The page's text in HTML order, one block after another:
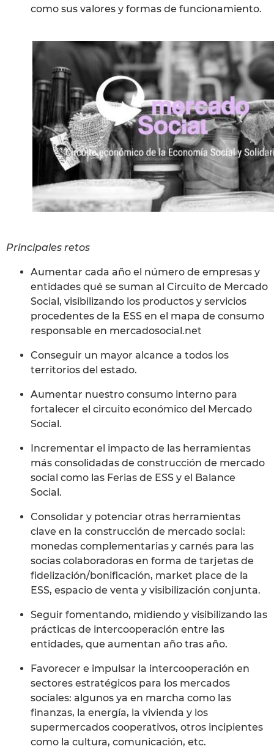
como sus valores y formas de funcionamiento.
Principales retos
Aumentar cada año el número de empresas y
entidades qué se suman al Circuito de Mercado
Social, visibilizando los productos y servicios
procedentes de la ESS en el mapa de consumo
responsable en mercadosocial.net
Conseguir un mayor alcance a todos los
territorios del estado.
Aumentar nuestro consumo interno para
fortalecer el circuito económico del Mercado
Social.
Incrementar el impacto de las herramientas
más consolidadas de construcción de mercado
social como las Ferias de ESS y el Balance
Social.
Consolidar y potenciar otras herramientas
clave en la construcción de mercado social:
monedas complementarias y carnés para las
socias colaboradoras en forma de tarjetas de
fidelización/bonificación, market place de la
ESS, espacio de venta y visibilización conjunta.
Seguir fomentando, midiendo y visibilizando las
prácticas de intercooperación entre las
entidades, que aumentan año tras año.
Favorecer e impulsar la intercooperación en
sectores estratégicos para los mercados
sociales: algunos ya en marcha como las
finanzas, la energía, la vivienda y los
supermercados cooperativos, otros incipientes
como la cultura, comunicación, etc.